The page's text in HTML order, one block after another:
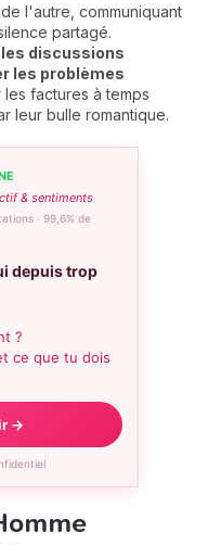
l'autre, communiquant
partagé.
discussions
les problèmes
factures à temps
leur bulle romantique.
& sentiments
· 99,6% de
depuis trop
?
ce que tu dois
→